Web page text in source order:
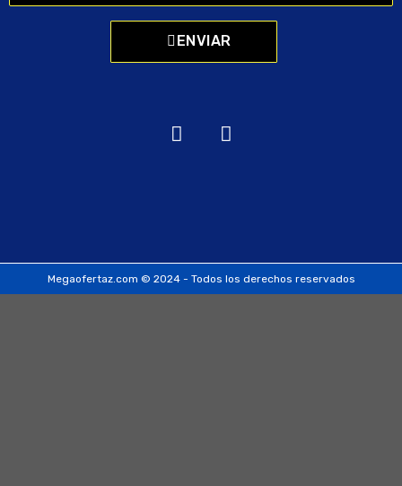
ENVIAR
Megaofertaz.com © 2024 - Todos los derechos reservados